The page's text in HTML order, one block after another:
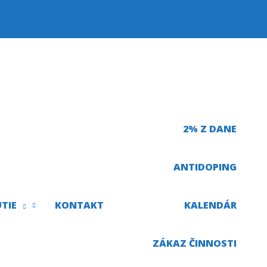
KONTAKT
2% Z DANE
ANTIDOPING
KALENDÁR
ZÁKAZ ČINNOSTI